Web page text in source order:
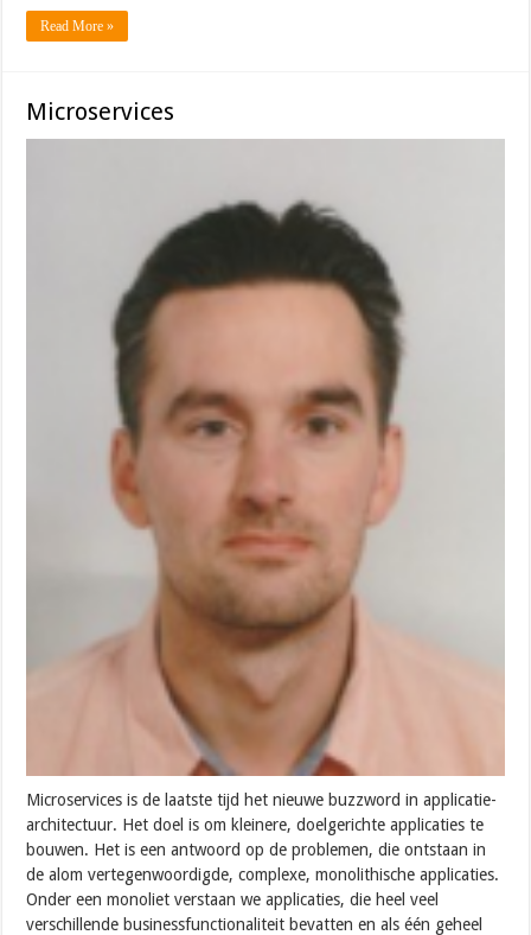
Read More »
Microservices
Microservices is de laatste tijd het nieuwe buzzword in applicatie-
architectuur. Het doel is om kleinere, doelgerichte applicaties te
bouwen. Het is een antwoord op de problemen, die ontstaan in
de alom vertegenwoordigde, complexe, monolithische applicaties.
Onder een monoliet verstaan we applicaties, die heel veel
verschillende businessfunctionaliteit bevatten en als één geheel